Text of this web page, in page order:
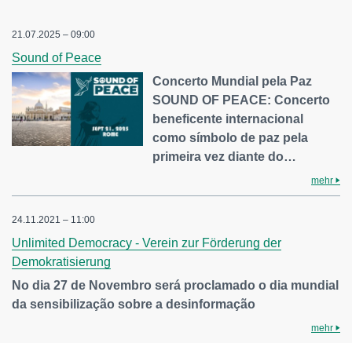
21.07.2025 – 09:00
Sound of Peace
Concerto Mundial pela Paz
SOUND OF PEACE: Concerto
beneficente internacional
como símbolo de paz pela
primeira vez diante do…
mehr
24.11.2021 – 11:00
Unlimited Democracy - Verein zur Förderung der
Demokratisierung
No dia 27 de Novembro será proclamado o dia mundial
da sensibilização sobre a desinformação
mehr